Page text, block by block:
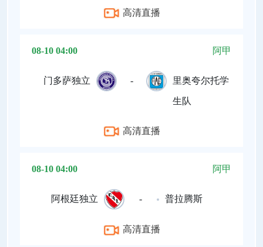
高清直播
08-10 04:00 阿甲
门多萨独立 - 里奥夸尔托学
生队
高清直播
08-10 04:00 阿甲
阿根廷独立 - 普拉腾斯
高清直播